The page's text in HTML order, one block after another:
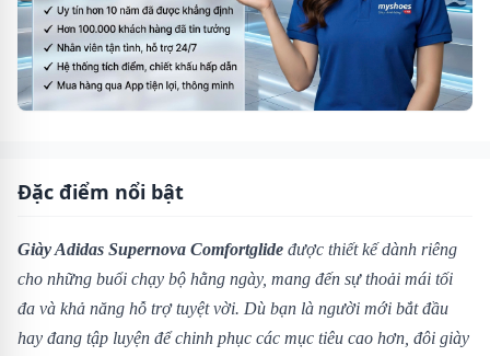
Đặc điểm nổi bật
Giày Adidas Supernova Comfortglide được thiết kế dành riêng
cho những buổi chạy bộ hằng ngày, mang đến sự thoải mái tối
đa và khả năng hỗ trợ tuyệt vời. Dù bạn là người mới bắt đầu
hay đang tập luyện để chinh phục các mục tiêu cao hơn, đôi giày